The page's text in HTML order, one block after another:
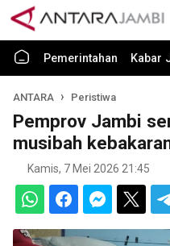
Pemerintahan Kabar
ANTARA Peristiwa
Pemprov Jambi
musibah
Kamis, 7 Mei 2026 21:45